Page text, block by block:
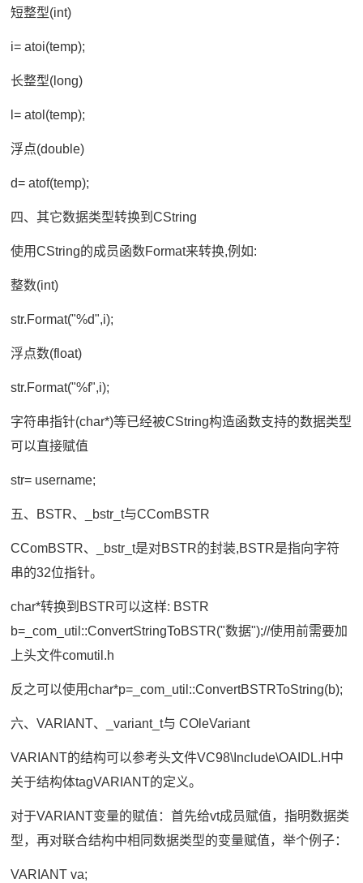
短整型(int)
i= atoi(temp);
长整型(long)
l= atol(temp);
浮点(double)
d= atof(temp);
四、其它数据类型转换到CString
使用CString的成员函数Format来转换,例如:
整数(int)
str.Format("%d",i);
浮点数(float)
str.Format("%f",i);
字符串指针(char*)等已经被CString构造函数支持的数据类型
可以直接赋值
str= username;
五、BSTR、_bstr_t与CComBSTR
CComBSTR、_bstr_t是对BSTR的封装,BSTR是指向字符
串的32位指针。
char*转换到BSTR可以这样: BSTR
b=_com_util::ConvertStringToBSTR("数据");//使用前需要加
上头文件comutil.h
反之可以使用char*p=_com_util::ConvertBSTRToString(b);
六、VARIANT、_variant_t与 COleVariant
VARIANT的结构可以参考头文件VC98\Include\OAIDL.H中
关于结构体tagVARIANT的定义。
对于VARIANT变量的赋值：首先给vt成员赋值，指明数据类
型，再对联合结构中相同数据类型的变量赋值，举个例子：
VARIANT va;